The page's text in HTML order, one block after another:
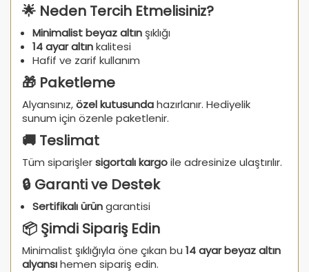
🌟 Neden Tercih Etmelisiniz?
Minimalist beyaz altın şıklığı
14 ayar altınkalitesi
Hafif ve zarif kullanım
🎁 Paketleme
Alyansınız,özel kutusundahazırlanır. Hediyelik
sunum için özenle paketlenir.
🚚 Teslimat
Tüm siparişlersigortalı kargoile adresinize ulaştırılır.
🔒 Garanti ve Destek
Sertifikalı ürüngarantisi
📦 Şimdi Sipariş Edin
Minimalist şıklığıyla öne çıkan bu 14 ayar beyaz altın
alyansıhemen sipariş edin.